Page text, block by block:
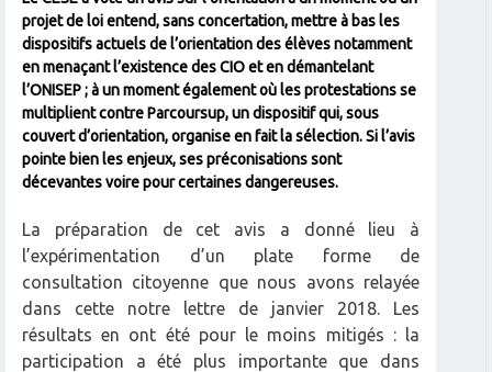
projet de loi entend, sans concertation, mettre à bas les
dispositifs actuels de l’orientation des élèves notamment
en menaçant l’existence des CIO et en démantelant
l’ONISEP ; à un moment également où les protestations se
multiplient contre Parcoursup, un dispositif qui, sous
couvert d’orientation, organise en fait la sélection. Si l’avis
pointe bien les enjeux, ses préconisations sont
décevantes voire pour certaines dangereuses.
La préparation de cet avis a donné lieu à
l’expérimentation d’un plate forme de
consultation citoyenne que nous avons relayée
dans cette notre lettre de janvier 2018. Les
résultats en ont été pour le moins mitigés : la
participation a été plus importante que dans